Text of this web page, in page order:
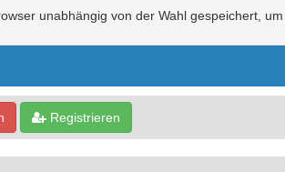
unabhängig von der Wahl gespeichert,
Registrieren